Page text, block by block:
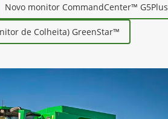
Novo monitor CommandCenter™ G5Plus
de Colheita) GreenStar™